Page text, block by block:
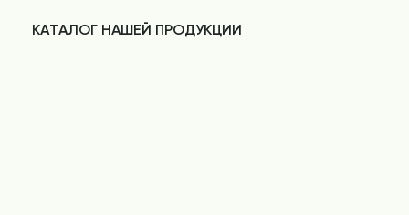
КАТАЛОГ НАШЕЙ ПРОДУКЦИИ